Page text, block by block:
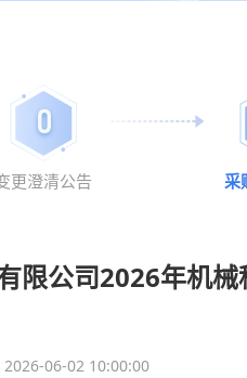
0
更澄清公告 采
限公司2026年机
2026-06-02 10:00:00